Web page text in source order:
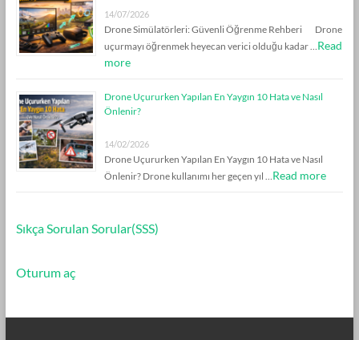
14/07/2026
Drone Simülatörleri: Güvenli Öğrenme Rehberi Drone
uçurmayı öğrenmek heyecan verici olduğu kadar …Read
more
Drone Uçururken Yapılan En Yaygın 10 Hata ve Nasıl
Önlenir?
14/02/2026
Drone Uçururken Yapılan En Yaygın 10 Hata ve Nasıl
Önlenir? Drone kullanımı her geçen yıl …Read more
Sıkça Sorulan Sorular(SSS)
Oturum aç